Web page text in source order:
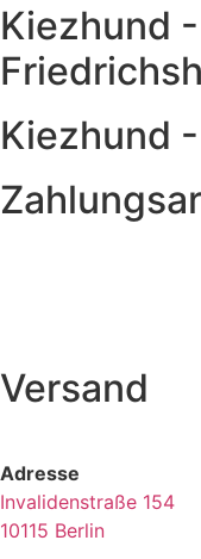
Kiezhund
Kiezhund
Versand
Adresse
Invalidenstraße 154
10115 Berlin